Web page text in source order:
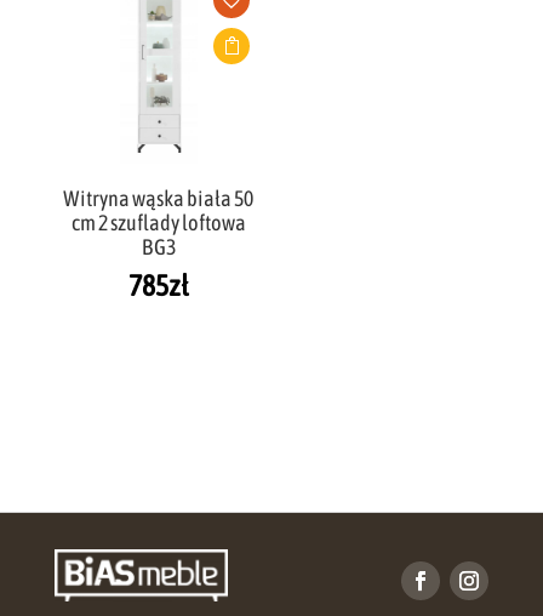
Witryna wąska biała 50
cm 2 szuflady loftowa
BG3
785zł